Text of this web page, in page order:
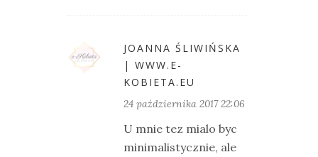
JOANNA ŚLIWIŃSKA
| WWW.E-
KOBIETA.EU
24 października 2017 22:06
U mnie tez mialo byc
minimalistycznie, ale